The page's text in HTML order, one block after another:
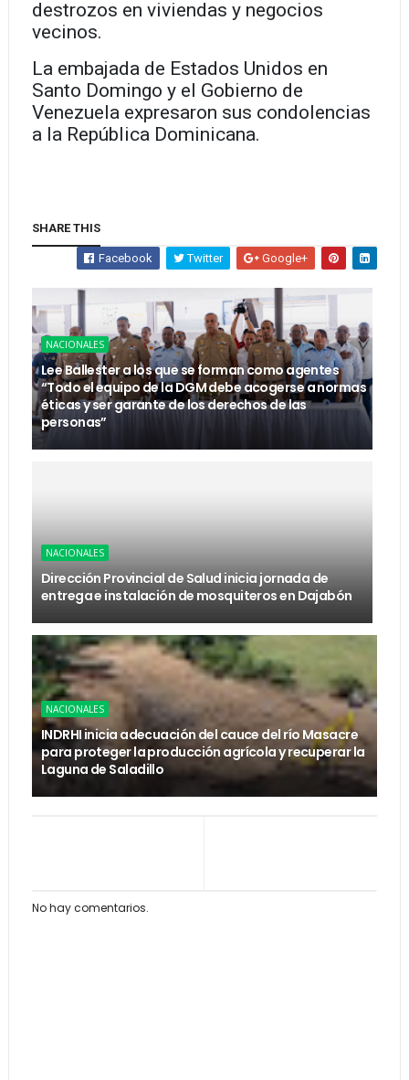
destrozos en viviendas y negocios
vecinos.
La embajada de Estados Unidos en
Santo Domingo y el Gobierno de
Venezuela expresaron sus condolencias
a la República Dominicana.
SHARE THIS
Facebook Twitter Google+
NACIONALES
Lee Ballester a los que se forman como agentes
“Todo el equipo de la DGM debe acogerse a normas
éticas y ser garante de los derechos de las
personas”
NACIONALES
Dirección Provincial de Salud inicia jornada de
entrega e instalación de mosquiteros en Dajabón
NACIONALES
INDRHI inicia adecuación del cauce del río Masacre
para proteger la producción agrícola y recuperar la
Laguna de Saladillo
No hay comentarios.